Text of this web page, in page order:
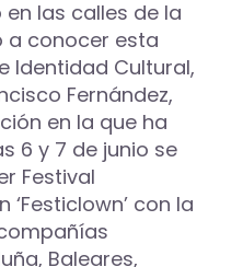
las calles de la
a conocer esta
Identidad Cultural,
Fernández,
en la que ha
6 y 7 de junio se
Festival
con la
Baleares,